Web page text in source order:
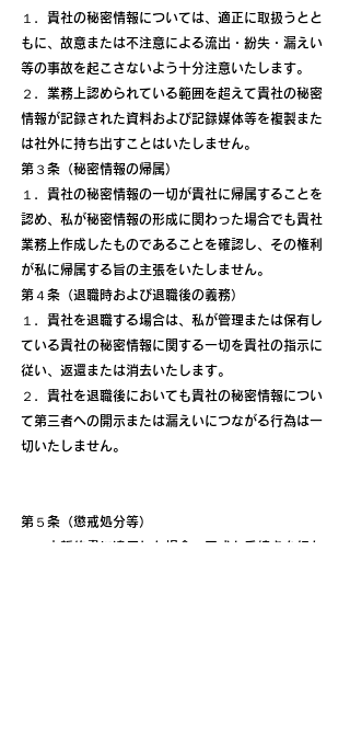
１．貴社の秘密情報については、適正に取扱うとと
もに、故意または不注意による流出・紛失・漏えい
等の事故を起こさないよう十分注意いたします。
２．業務上認められている範囲を超えて貴社の秘密
情報が記録された資料および記録媒体等を複製また
は社外に持ち出すことはいたしません。
第３条（秘密情報の帰属）
１．貴社の秘密情報の一切が貴社に帰属することを
認め、私が秘密情報の形成に関わった場合でも貴社
業務上作成したものであることを確認し、その権利
が私に帰属する旨の主張をいたしません。
第４条（退職時および退職後の義務）
１．貴社を退職する場合は、私が管理または保有し
ている貴社の秘密情報に関する一切を貴社の指示に
従い、返還または消去いたします。
２．貴社を退職後においても貴社の秘密情報につい
て第三者への開示または漏えいにつながる行為は一
切いたしません。
第５条（懲戒処分等）
１．本誓約書に違反した場合、正式な手続きを経た